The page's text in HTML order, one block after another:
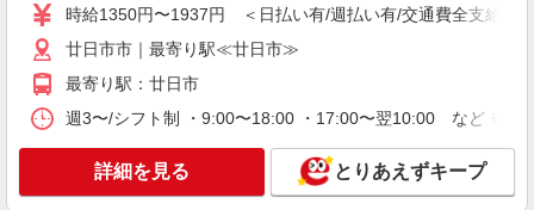
ど、お好きな勤務地をお選び下さい！！
キープ 詳細を見る
アルバイト パート 派遣社員
日研トータルソーシング株式会社 メディカルケア事業部/広島オフィ
ス
介護スタッフ／資格あり or 経験者
時給1,450円〜1,600円 ◆無資格・経験者：
1,450円〜 ◆初任者研修・未経験：1,450円〜 ◆初
時給1350円〜1937円 ＜日払い有/週払い有/交通費全支給(ガ
廿日市市｜最寄り駅≪廿日市≫
最寄り駅：廿日市
週3〜/シフト制 ・9:00〜18:00 ・17:00〜翌10:00 など ※休
詳細を見る とりあえずキープ